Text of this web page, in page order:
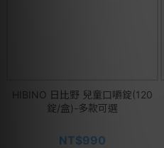
HIBINO 日比野 兒童口嚼錠(120
錠/盒)-多款可選
NT$990